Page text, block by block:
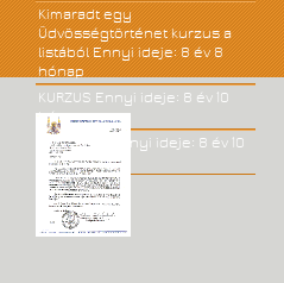
Kimaradt egy
Üdvösségtörténet kurzus a
listából Ennyi ideje: 8 év 8
hónap
KURZUS Ennyi ideje: 8 év 10
hónap
JÓ KÖNYV!
Ennyi ideje: 8 év 10
hónap